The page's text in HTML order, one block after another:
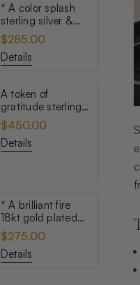
* A color splash
sterling silver &
topaz australian
opal ring
$285.00
Details
A token of
gratitude sterling
silver australian
opal heart pendant
$450.00
Details
* A brilliant fire
18kt gold plated
australian white
opal stud earrings
$275.00
Details